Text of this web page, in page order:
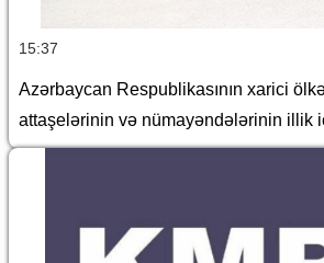
15:37
Azərbaycan Respublikasının xarici
attaşelərinin və nümayəndələrinin illik